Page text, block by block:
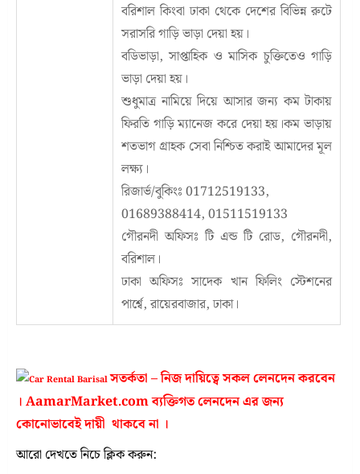
বরিশাল কিংবা ঢাকা থেকে দেশের বিভিন্ন রুটে
সরাসরি গাড়ি ভাড়া দেয়া হয়।
বডিভাড়া, সাপ্তাহিক ও মাসিক চুক্তিতেও গাড়ি
ভাড়া দেয়া হয়।
শুধুমাত্র নামিয়ে দিয়ে আসার জন্য কম টাকায়
ফিরতি গাড়ি ম্যানেজ করে দেয়া হয়।কম ভাড়ায়
শতভাগ গ্রাহক সেবা নিশ্চিত করাই আমাদের মূল
লক্ষ্য।
রিজার্ভ/বুকিংঃ 01712519133,
01689388414, 01511519133
গৌরনদী অফিসঃ টি এন্ড টি রোড, গৌরনদী,
বরিশাল।
ঢাকা অফিসঃ সাদেক খান ফিলিং স্টেশনের
পার্শ্বে, রায়েরবাজার, ঢাকা।
সতর্কতা – নিজ দায়িত্বে সকল লেনদেন করবেন
। AamarMarket.com ব্যক্তিগত লেনদেন এর জন্য
কোনোভাবেই দায়ী থাকবে না ।
আরো দেখতে নিচে ক্লিক করুন: